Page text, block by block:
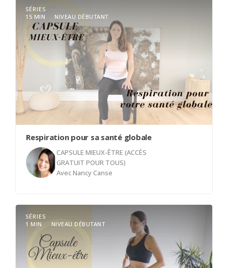
SÉRIES
15 MIN
NIVEAU DÉBUTANT
Respiration pour sa santé globale
CAPSULE MIEUX-ÊTRE (ACCÈS
GRATUIT POUR TOUS)
AvecNancy Canse
Une classe accessible à tous pour bien respirer.
La respiration joue un rôle qui va bien au-delà de
nous garder en vie. Elle a un impact direct sur nos
douleurs et nos inconforts au quotidien.
Apprendre à bien respirer, souvent et
SÉRIES
1 MIN
NIVEAU DÉBUTANT